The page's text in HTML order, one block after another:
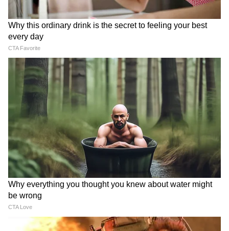
Weather Update 5 August
2026: दिल्ली-NCR से छत्तीसगढ़
तक बारिश का अलर्ट, जानिए आपके
शहर का हाल
Weather Forecast 4 August
2026: दिल्ली-NCR से महाराष्ट्र तक
बरसेंगे बादल, इन राज्यों में गरज-
चमक के साथ तेज बारिश
LATEST VIDEOS
Atiq Ahmed के बेटे की मौत पर घर पहुंचे
Akhilesh Yadav के विधायक, जमकर हो रही
फजीहत!
समुद्र की तरह क्यों हिल रहा था मोरबी के कुएं का
पानी? खुल गया सबसे बड़ा राज